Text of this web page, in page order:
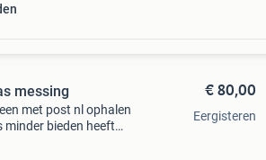
messing
met post nl ophalen
bieden heeft
€ 80,00
Eergisteren